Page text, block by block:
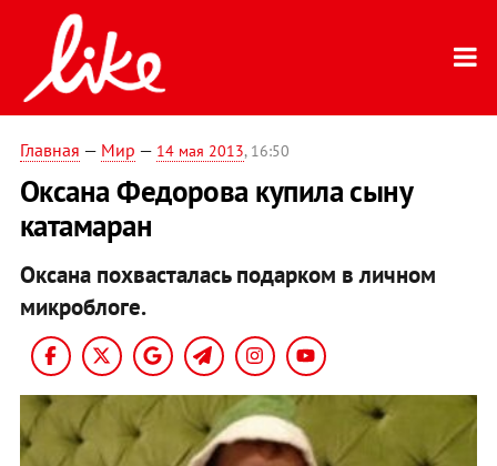
Главная — Мир — 14 мая 2013, 16:50
Оксана Федорова купила сыну
катамаран
Оксана похвасталась подарком в личном
микроблоге.